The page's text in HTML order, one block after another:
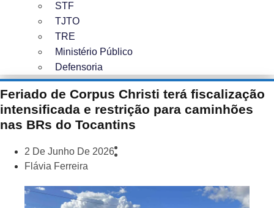
STF
TJTO
TRE
Ministério Público
Defensoria
Feriado de Corpus Christi terá fiscalização
intensificada e restrição para caminhões
nas BRs do Tocantins
2 De Junho De 2026
Flávia Ferreira